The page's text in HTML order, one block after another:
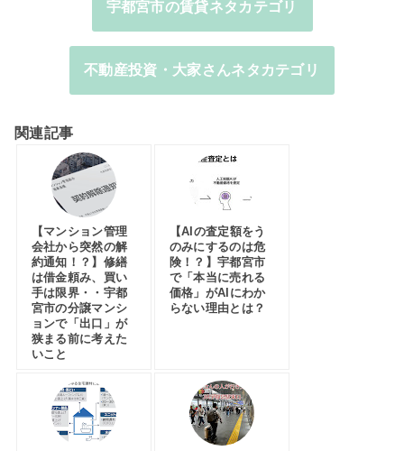
宇都宮市の賃貸ネタカテゴリ
不動産投資・大家さんネタカテゴリ
関連記事
【マンション管理
会社から突然の解
約通知！？】修繕
は借金頼み、買い
手は限界・・宇都
宮市の分譲マンシ
ョンで「出口」が
狭まる前に考えた
いこと
【AIの査定額をう
のみにするのは危
険！？】宇都宮市
で「本当に売れる
価格」がAIにわか
らない理由とは？